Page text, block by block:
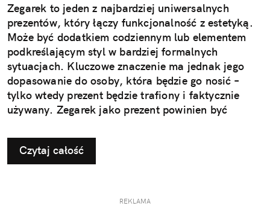
Zegarek to jeden z najbardziej uniwersalnych
prezentów, który łączy funkcjonalność z estetyką.
Może być dodatkiem codziennym lub elementem
podkreślającym styl w bardziej formalnych
sytuacjach. Kluczowe znaczenie ma jednak jego
dopasowanie do osoby, która będzie go nosić –
tylko wtedy prezent będzie trafiony i faktycznie
używany. Zegarek jako prezent powinien być
osoby. To decyzja, która wpływa na jego późniejsze
użytkowanie i odbiór.
Czytaj całość
REKLAMA